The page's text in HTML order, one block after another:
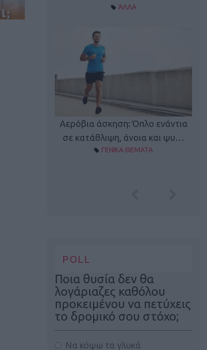
ΆΛΛΑ
Αερόβια άσκηση: Όπλο ενάντια
σε κατάθλιψη, άνοια και ψυ…
ΓΕΝΙΚΑ ΘΕΜΑΤΑ
POLL
Ποια θυσία δεν θα
λογάριαζες καθόλου
προκειμένου να πετύχεις
το δρομικό σου στόχο;
Να κόψω τα γλυκά